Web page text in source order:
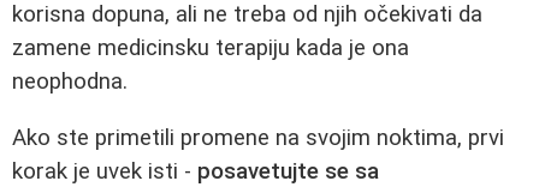
korisna dopuna, ali ne treba od njih očekivati da
zamene medicinsku terapiju kada je ona
neophodna.
Ako ste primetili promene na svojim noktima, prvi
korak je uvek isti - posavetujte se sa